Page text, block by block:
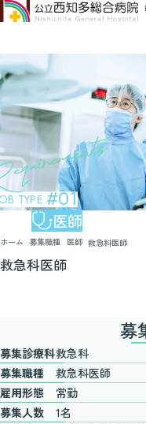
ホーム
当院を知る
職員を知
病院見学
募集職種 / エン
0562-
（企画管理課 人事管理
採用に関するお問い
TYPE #01
医師
ホーム 募集職種 医師 救急科医師
救急科医師
募
募集診療科救急科
募集職種
救急科医師
雇用形態
常勤
募集人数
1名